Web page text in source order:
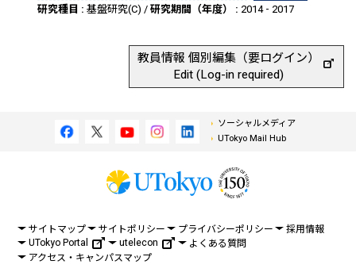
研究種目 : 基盤研究(C) / 研究期間（年度） : 2014 - 2017
教員情報 個別編集（要ログイン）
Edit (Log-in required)
ソーシャルメディア
UTokyo Mail Hub
サイトマップ サイトポリシー プライバシーポリシー
採用情報
UTokyo Portal
utelecon
よくある質問
アクセス・キャンパスマップ